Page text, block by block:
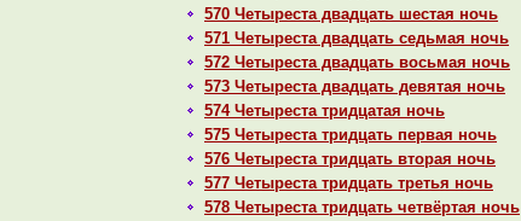
570 Четыреста двадцать шестая ночь
571 Четыреста двадцать седьмая ночь
572 Четыреста двадцать восьмая ночь
573 Четыреста двадцать девятая ночь
574 Четыреста тридцатая ночь
575 Четыреста тридцать первая ночь
576 Четыреста тридцать втоpaя ночь
577 Четыреста тридцать третья ночь
578 Четыреста тридцать четвёртая ночь